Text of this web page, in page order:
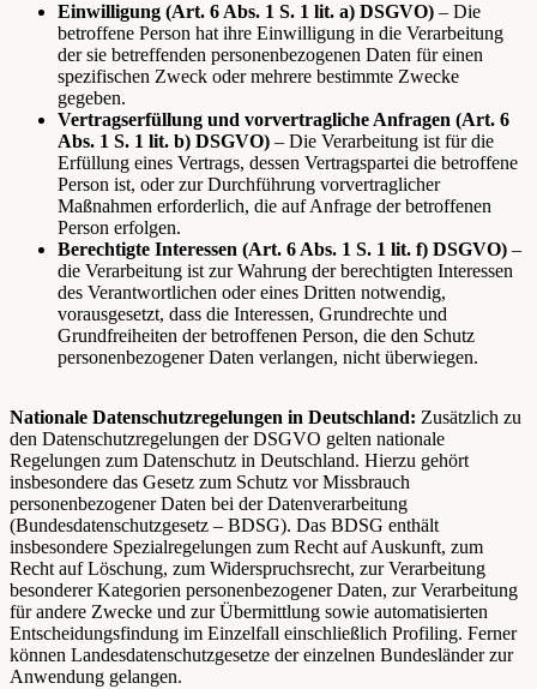
Einwilligung (Art. 6 Abs. 1 S. 1 lit. a) DSGVO) – Die
betroffene Person hat ihre Einwilligung in die Verarbeitung
der sie betreffenden personenbezogenen Daten für einen
spezifischen Zweck oder mehrere bestimmte Zwecke
gegeben.
Vertragserfüllung und vorvertragliche Anfragen (Art. 6
Abs. 1 S. 1 lit. b) DSGVO) – Die Verarbeitung ist für die
Erfüllung eines Vertrags, dessen Vertragspartei die betroffene
Person ist, oder zur Durchführung vorvertraglicher
Maßnahmen erforderlich, die auf Anfrage der betroffenen
Person erfolgen.
Berechtigte Interessen (Art. 6 Abs. 1 S. 1 lit. f) DSGVO) –
die Verarbeitung ist zur Wahrung der berechtigten Interessen
des Verantwortlichen oder eines Dritten notwendig,
vorausgesetzt, dass die Interessen, Grundrechte und
Grundfreiheiten der betroffenen Person, die den Schutz
personenbezogener Daten verlangen, nicht überwiegen.
Nationale Datenschutzregelungen in Deutschland: Zusätzlich zu
den Datenschutzregelungen der DSGVO gelten nationale
Regelungen zum Datenschutz in Deutschland. Hierzu gehört
insbesondere das Gesetz zum Schutz vor Missbrauch
personenbezogener Daten bei der Datenverarbeitung
(Bundesdatenschutzgesetz – BDSG). Das BDSG enthält
insbesondere Spezialregelungen zum Recht auf Auskunft, zum
Recht auf Löschung, zum Widerspruchsrecht, zur Verarbeitung
besonderer Kategorien personenbezogener Daten, zur Verarbeitung
für andere Zwecke und zur Übermittlung sowie automatisierten
Entscheidungsfindung im Einzelfall einschließlich Profiling. Ferner
können Landesdatenschutzgesetze der einzelnen Bundesländer zur
Anwendung gelangen.